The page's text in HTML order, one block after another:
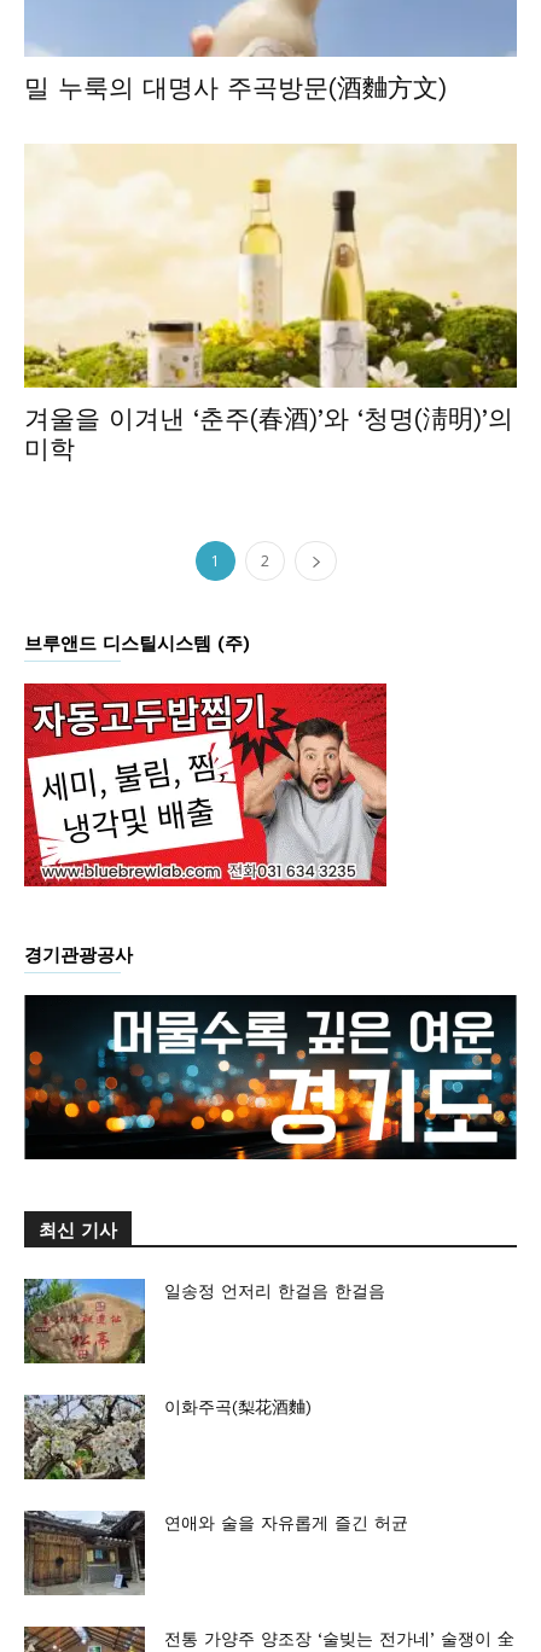
밀 누룩의 대명사 주곡방문(酒麯方文)
겨울을 이겨낸 ‘춘주(春酒)’와 ‘청명(淸明)’의
미학
1 2
브루앤드 디스틸시스템 (주)
경기관광공사
최신 기사
일송정 언저리 한걸음 한걸음
이화주곡(梨花酒麯)
연애와 술을 자유롭게 즐긴 허균
전통 가양주 양조장 ‘술빚는 전가네’ 술쟁이 全